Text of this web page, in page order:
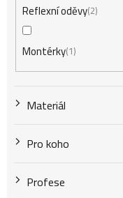
Reflexní oděvy 2
Montérky 1
Materiál
Pro koho
Profese